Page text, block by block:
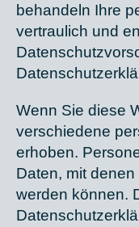
behandeln Ihre
vertraulich und
Wenn Sie diese
verschiedene
erhoben.
Daten, mit
werden können.